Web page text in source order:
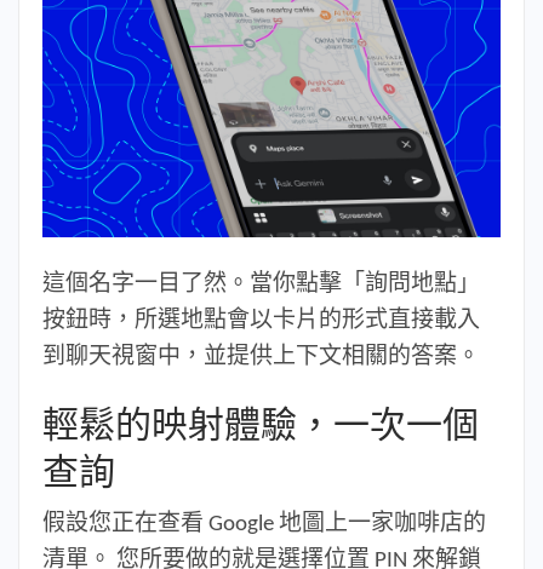
這個名字一目了然。當你點擊「詢問地點」
按鈕時，所選地點會以卡片的形式直接載入
到聊天視窗中，並提供上下文相關的答案。
輕鬆的映射體驗，一次一個
查詢
假設您正在查看 Google 地圖上一家咖啡店的
清單。 您所要做的就是選擇位置 PIN 來解鎖